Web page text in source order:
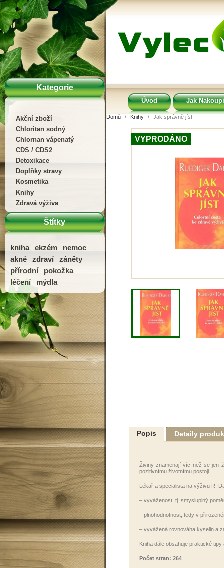
Kategorie
Akční zboží
Chloritan sodný
Chlornan vápenatý
CDS / CDS2
Detoxikace
Doplňky stravy
Kosmetika
Knihy
Zdravá výživa
Štítky
kniha ekzém
nemoc
akné
zdraví
záněty
přírodní
pokožka
léčení
mýdla
Úvod Jak
Domů Knihy Jak správně jíst
VYPRODÁNO
Popis Detaily
Živiny znamenají víc než se jen
pozitivnímu životnímu postoji.
Lékař a specialista na výživu R.
– vyváženost, tj. smysluplný
– plnohodnotnost, tedy v
– vyvážená rovnováha kyselin a
Kniha dále obsahuje praktické
Počet stran: 264